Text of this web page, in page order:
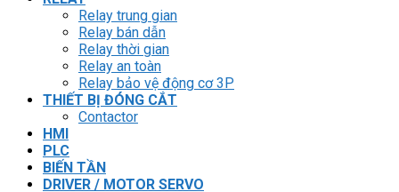
Relay trung gian
Relay bán dẫn
Relay thời gian
Relay an toàn
Relay bảo vệ động cơ 3P
THIẾT BỊ ĐÓNG CẮT
Contactor
HMI
PLC
BIẾN TẦN
DRIVER / MOTOR SERVO